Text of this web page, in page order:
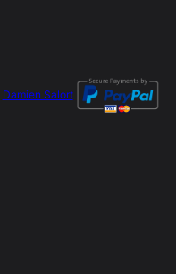
Damien Salort